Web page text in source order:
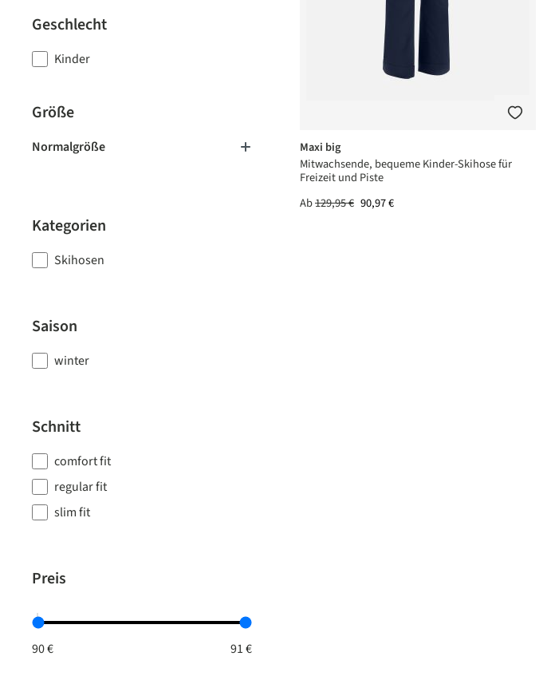
Geschlecht
Kinder
Größe
Normalgröße
Kategorien
Skihosen
Saison
winter
Schnitt
comfort fit
regular fit
slim fit
Preis
Maxi big
Mitwachsende, bequeme Kinder-Skihose für
Freizeit und Piste
Ab129,95 € 90,97 €